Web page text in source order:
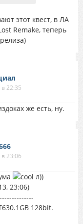
этот квест, в ЛА
Remake, теперь
22:35
же есть, ну.
23:06
л))
23:06)
128bit.